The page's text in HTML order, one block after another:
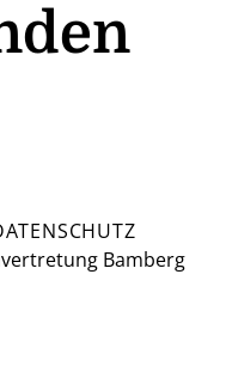
Bamberg